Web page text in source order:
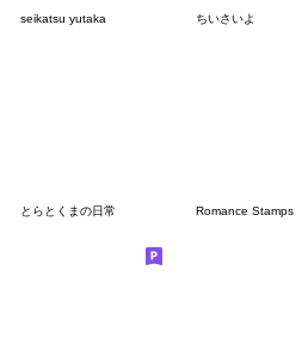
seikatsu yutaka ちいさいよ
とらとくまの日常 Romance Stamps